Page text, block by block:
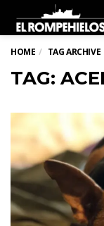
HOME TAG ARCHIVE
TAG: